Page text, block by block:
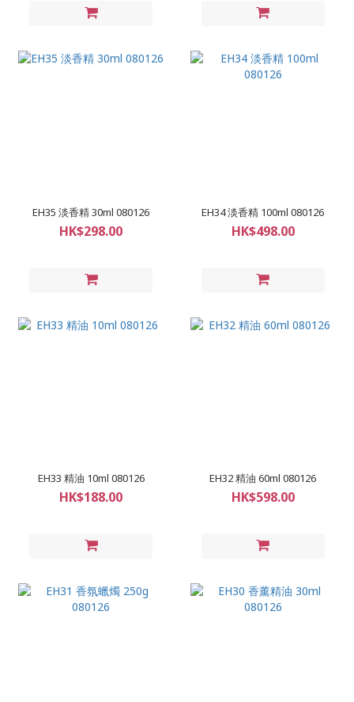
EH35 淡香精 30ml 080126
HK$298.00
EH34 淡香精 100ml 080126
HK$498.00
EH33 精油 10ml 080126
HK$188.00
EH32 精油 60ml 080126
HK$598.00